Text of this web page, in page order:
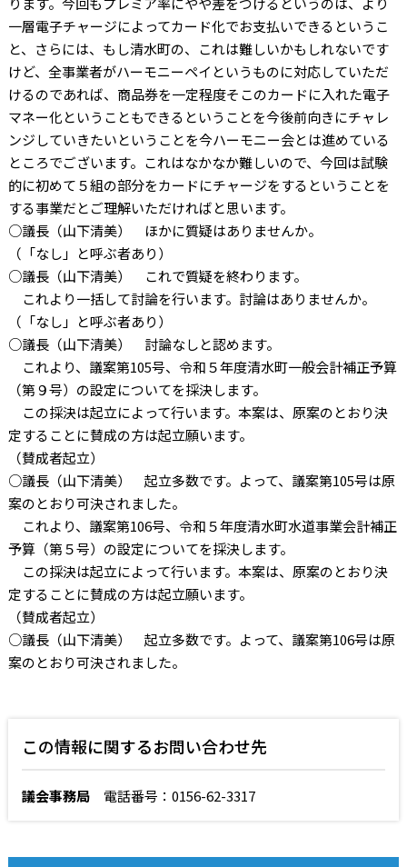
一層電子チャージによってカード化でお支払いできるというこ
と、さらには、もし清水町の、これは難しいかもしれないです
けど、全事業者がハーモニーペイというものに対応していただ
けるのであれば、商品券を一定程度そこのカードに入れた電子
マネー化ということもできるということを今後前向きにチャレ
ンジしていきたいということを今ハーモニー会とは進めている
ところでございます。これはなかなか難しいので、今回は試験
的に初めて５組の部分をカードにチャージをするということを
する事業だとご理解いただければと思います。
○議長（山下清美） ほかに質疑はありませんか。
（「なし」と呼ぶ者あり）
○議長（山下清美） これで質疑を終わります。
これより一括して討論を行います。討論はありませんか。
（「なし」と呼ぶ者あり）
○議長（山下清美） 討論なしと認めます。
これより、議案第105号、令和５年度清水町一般会計補正予算
（第９号）の設定についてを採決します。
この採決は起立によって行います。本案は、原案のとおり決
定することに賛成の方は起立願います。
（賛成者起立）
○議長（山下清美） 起立多数です。よって、議案第105号は原
案のとおり可決されました。
これより、議案第106号、令和５年度清水町水道事業会計補正
予算（第５号）の設定についてを採決します。
この採決は起立によって行います。本案は、原案のとおり決
定することに賛成の方は起立願います。
（賛成者起立）
○議長（山下清美） 起立多数です。よって、議案第106号は原
案のとおり可決されました。
この情報に関するお問い合わせ先
議会事務局電話番号：0156-62-3317